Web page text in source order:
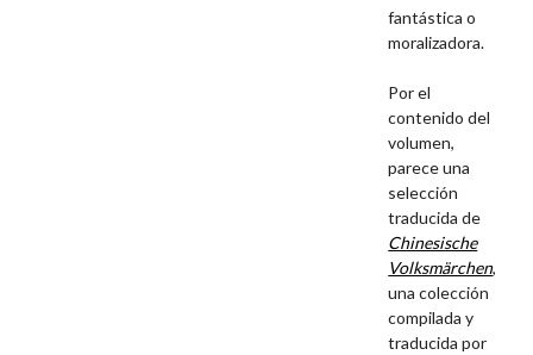
fantástica o
moralizadora.
Por el
contenido del
volumen,
parece una
selección
traducida de
Chinesische
Volksmärchen,
una colección
compilada y
traducida por